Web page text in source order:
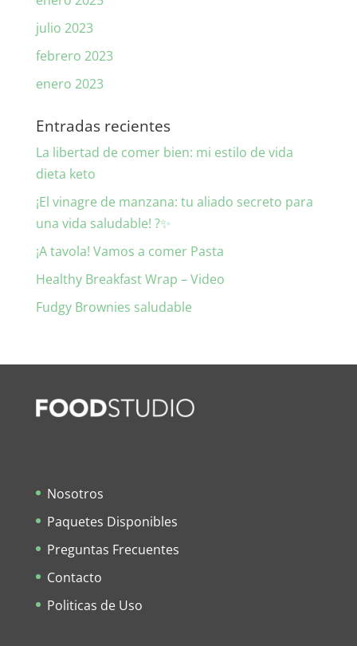
julio 2023
febrero 2023
enero 2023
Entradas recientes
La libertad de comer bien: mi estilo de vida
dieta keto
¡El vinagre de manzana: tu aliado secreto para
una vida saludable! ?✨
¡A tavola! Vamos a comer Pasta
Healthy Breakfast Wrap – Video
Fudgy Brownies saludable
Nosotros
Paquetes Disponibles
Preguntas Frecuentes
Contacto
Politicas de Uso